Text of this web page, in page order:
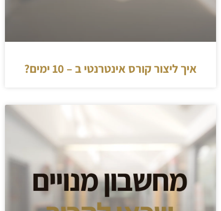
איך ליצור קורס אינטרנטי ב – 10 ימים?